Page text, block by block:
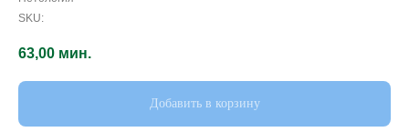
SKU:
63,00 мин.
Добавить в корзину